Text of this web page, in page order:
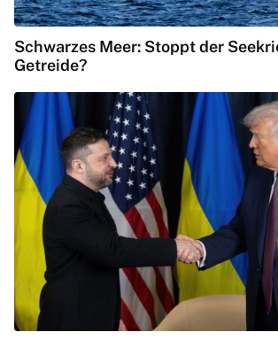
Schwarzes Meer: Stoppt der
Getreide?